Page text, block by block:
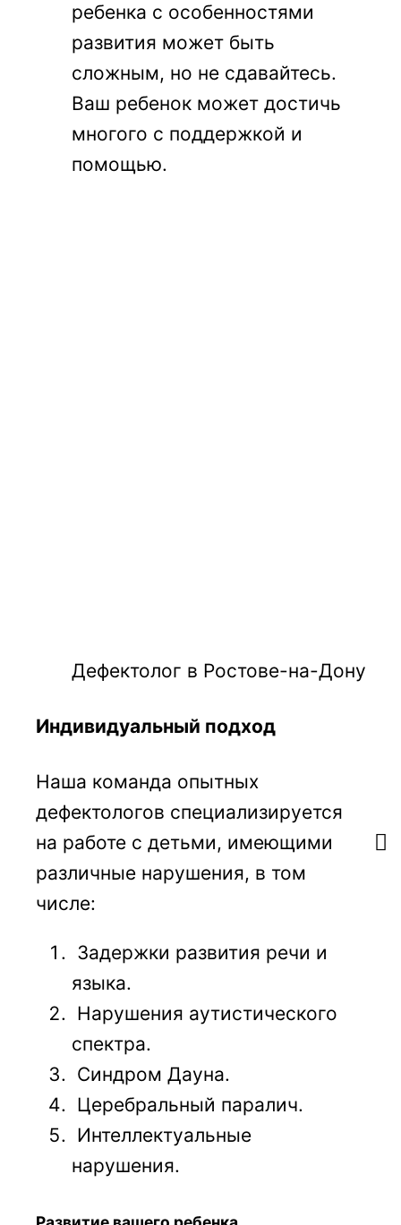
ребенка с особенностями
развития может быть
сложным, но не сдавайтесь.
Ваш ребенок может достичь
многого с поддержкой и
помощью.
Дефектолог в Ростове-на-Дону
Индивидуальный подход
Наша команда опытных
дефектологов специализируется
на работе с детьми, имеющими
различные нарушения, в том
числе:
Задержки развития речи и
языка.
Нарушения аутистического
спектра.
Синдром Дауна.
Церебральный паралич.
Интеллектуальные
нарушения.